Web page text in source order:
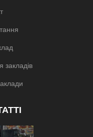
закладів